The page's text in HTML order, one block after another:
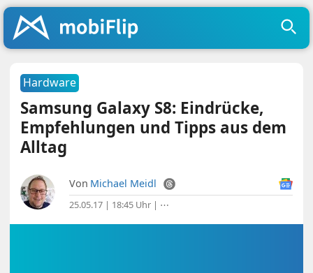
Hardware
Samsung Galaxy S8: Eindrücke,
Empfehlungen und Tipps aus dem
Alltag
Von Michael Meidl
25.05.17 | 18:45 Uhr | ⋯